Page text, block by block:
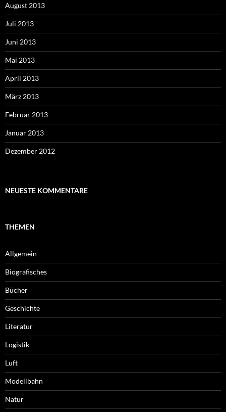
August 2013
Juli 2013
Juni 2013
Mai 2013
April 2013
März 2013
Februar 2013
Januar 2013
Dezember 2012
NEUESTE KOMMENTARE
THEMEN
Allgemein
Biografisches
Bücher
Geschichte
Literatur
Logistik
Luft
Modellbahn
Natur